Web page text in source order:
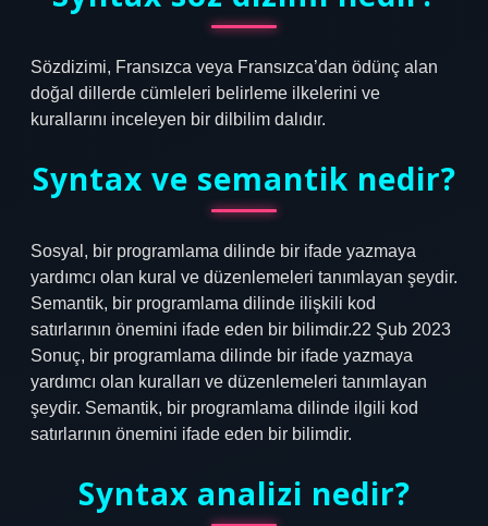
Sözdizimi, Fransızca veya Fransızca’dan ödünç alan
doğal dillerde cümleleri belirleme ilkelerini ve
kurallarını inceleyen bir dilbilim dalıdır.
Syntax ve semantik nedir?
Sosyal, bir programlama dilinde bir ifade yazmaya
yardımcı olan kural ve düzenlemeleri tanımlayan şeydir.
Semantik, bir programlama dilinde ilişkili kod
satırlarının önemini ifade eden bir bilimdir.22 Şub 2023
Sonuç, bir programlama dilinde bir ifade yazmaya
yardımcı olan kuralları ve düzenlemeleri tanımlayan
şeydir. Semantik, bir programlama dilinde ilgili kod
satırlarının önemini ifade eden bir bilimdir.
Syntax analizi nedir?